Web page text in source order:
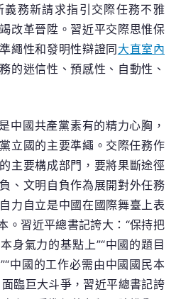
務新請求指引交際任務不雅
改革晉陞。習近平交際思惟保
繩性和發明性辯證同 大直室內
的迷信性、預感性、自動性、
中國共產黨素有的精力心胸，
黨立國的主要準繩。交際任務作
主要構成部門，要將果斷途徑
、文明自負作為展開對外任務
力自立是中國在國際舞臺上表
。習近平總書記誇大：“保持把
身氣力的基點上”“中國的題目
中國的工作必需由中國國民本
臨巨大斗爭，習近平總書記誇